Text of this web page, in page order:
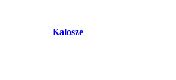
Kalosze